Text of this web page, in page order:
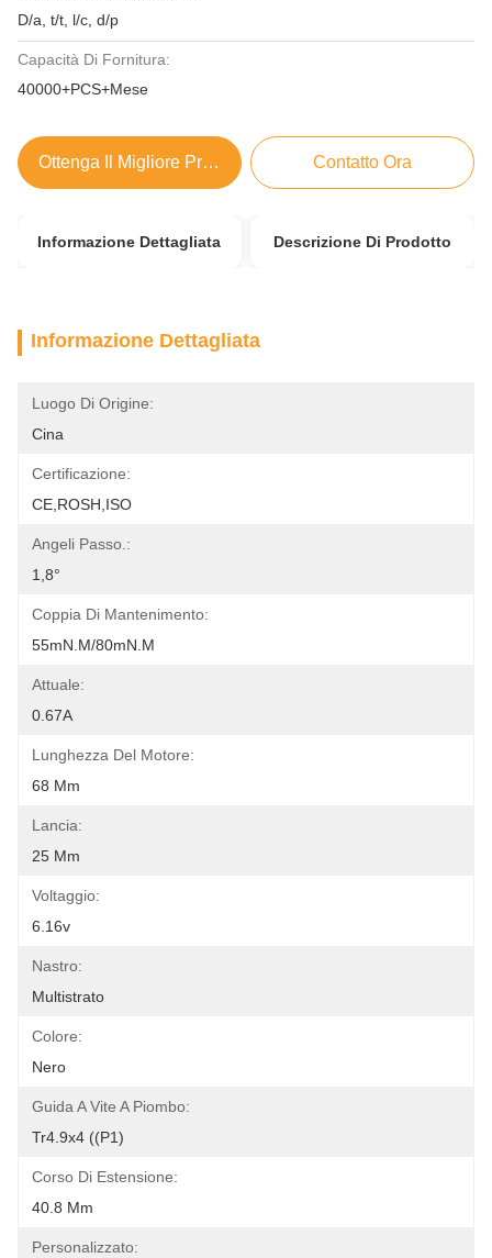
D/a, t/t, l/c, d/p
Capacità Di Fornitura:
40000+PCS+Mese
Ottenga Il Migliore Prezzo Contatto Ora
Informazione Dettagliata Descrizione Di Prodotto
Informazione Dettagliata
Luogo Di Origine:
Cina
Certificazione:
CE,ROSH,ISO
Angeli Passo.:
1,8°
Coppia Di Mantenimento:
55mN.m/80mN.m
Attuale:
0.67A
Lunghezza Del Motore:
68 Mm
Lancia:
25 Mm
Voltaggio:
6.16v
Nastro:
Multistrato
Colore:
Nero
Guida A Vite A Piombo:
Tr4.9x4 ((p1)
Corso Di Estensione:
40.8 Mm
Personalizzato: